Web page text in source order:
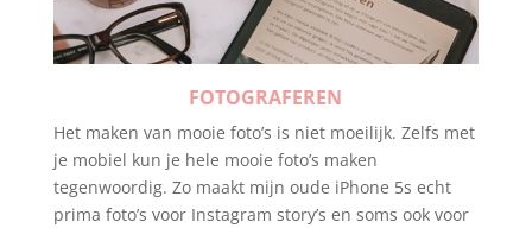
FOTOGRAFEREN
Het maken van mooie foto’s is niet moeilijk. Zelfs met
je mobiel kun je hele mooie foto’s maken
tegenwoordig. Zo maakt mijn oude iPhone 5s echt
prima foto’s voor Instagram story’s en soms ook voor